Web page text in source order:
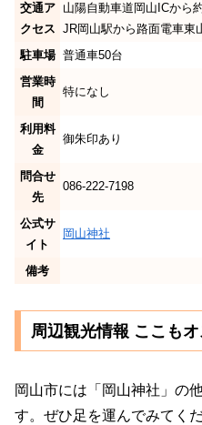
交通ア
クセス
山陽自動車道岡山ICから
JR岡山駅から路面電車東
駐車場 普通車50台
営業時
間
特になし
利用料
金
御朱印あり
問合せ
先
086-222-7198
公式サ
イト
岡山神社
備考
周辺観光情報 ここもオ
岡山市には「岡山神社」の
す。ぜひ足を運んでみてくだ